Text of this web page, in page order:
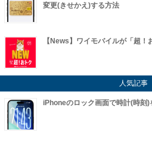
変更(きせかえ)する方法
【News】ワイモバイルが「超
人気記事
iPhoneのロック画面で時計(時刻)